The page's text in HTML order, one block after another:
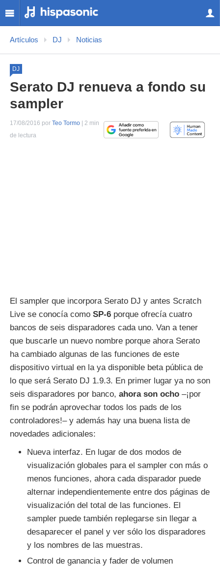
Artículos DJ Noticias
DJ
Serato DJ renueva a fondo su
sampler
17/08/2016 por Teo Tormo | 2 min
de lectura
El sampler que incorpora Serato DJ y antes Scratch
Live se conocía como SP-6 porque ofrecía cuatro
bancos de seis disparadores cada uno. Van a tener
que buscarle un nuevo nombre porque ahora Serato
ha cambiado algunas de las funciones de este
dispositivo virtual en la ya disponible beta pública de
lo que será Serato DJ 1.9.3. En primer lugar ya no son
seis disparadores por banco, ahora son ocho –¡por
fin se podrán aprovechar todos los pads de los
controladores!– y además hay una buena lista de
novedades adicionales:
Nueva interfaz. En lugar de dos modos de
visualización globales para el sampler con más o
menos funciones, ahora cada disparador puede
alternar independientemente entre dos páginas de
visualización del total de las funciones. El
sampler puede también replegarse sin llegar a
desaparecer el panel y ver sólo los disparadores
y los nombres de las muestras.
Control de ganancia y fader de volumen